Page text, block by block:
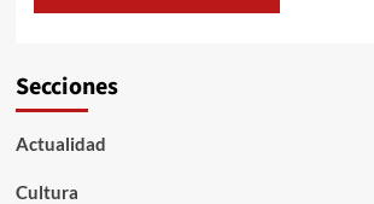
Secciones
Actualidad
Cultura